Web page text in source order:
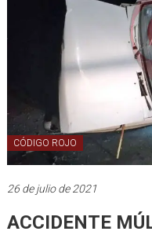
CÓDIGO ROJO
26 de julio de 2021
ACCIDENTE